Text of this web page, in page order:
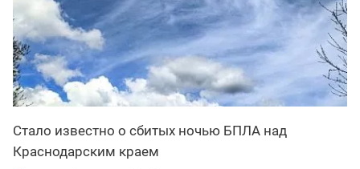
Стало известно о сбитых ночью БПЛА над
Краснодарским краем